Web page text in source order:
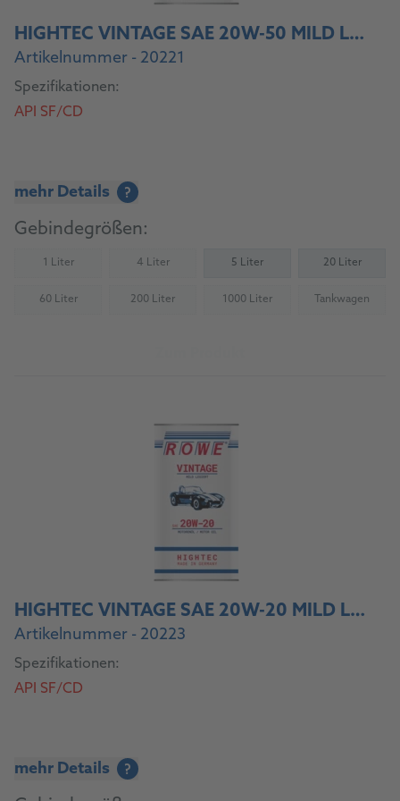
HIGHTEC VINTAGE SAE 20W-50 MILD LEGIERT
Artikelnummer - 20221
Spezifikationen:
API SF/CD
mehr Details ?
Gebindegrößen:
1 Liter(Nicht verfügbar) 4 Liter
(Nicht verfügbar)5 Liter 20 Liter
60 Liter
(Nicht verfügbar)200 Liter(Nicht verfügbar)1000 Liter(Nicht verfügbar)Tankwagen
(Nicht
HIGHTEC VINTAGE SAE 20W-20 MILD LEGIERT
Artikelnummer - 20223
Spezifikationen:
API SF/CD
mehr Details ?